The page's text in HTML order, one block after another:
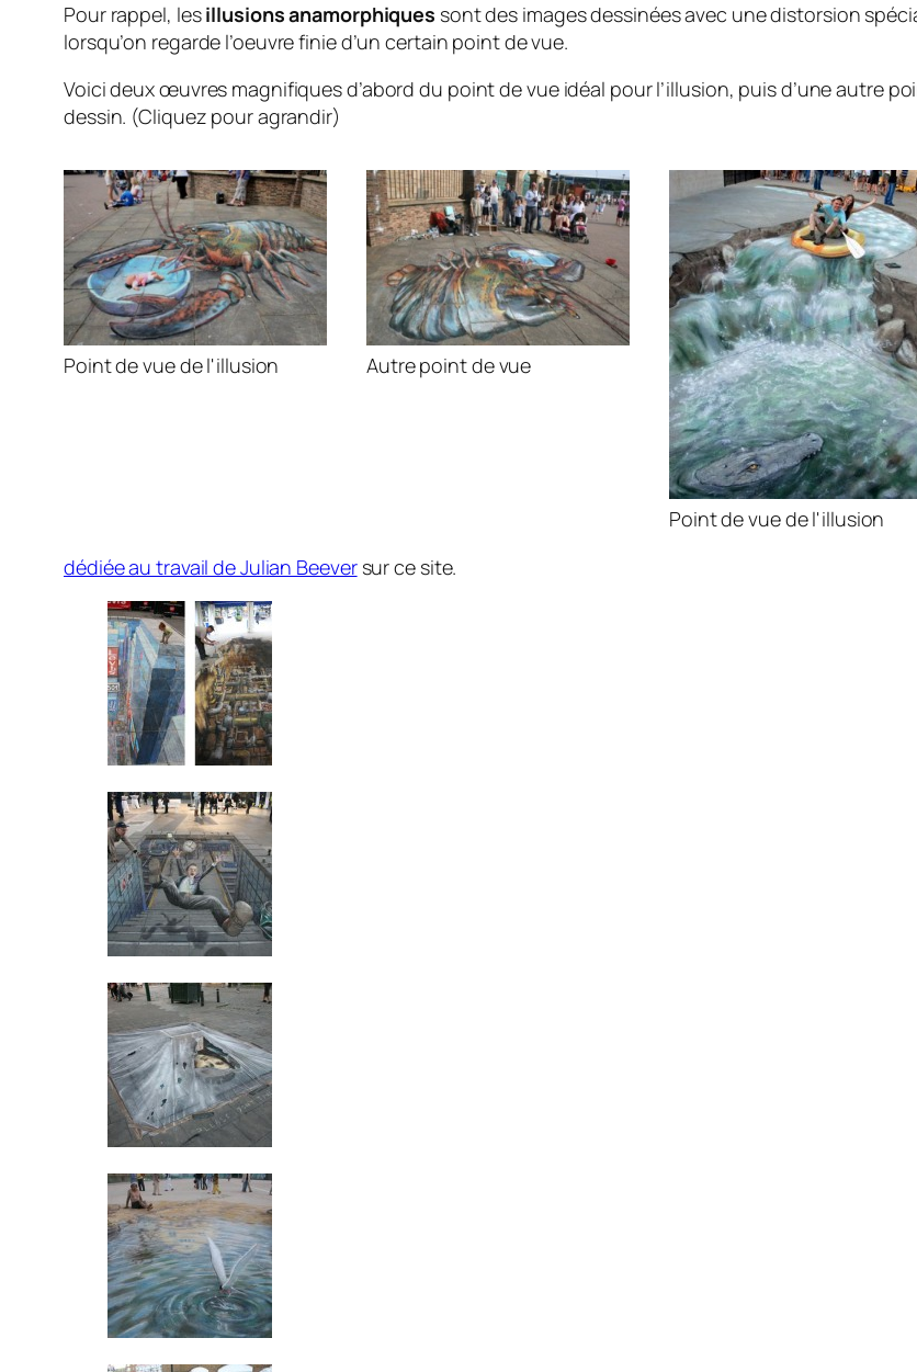
Pour rappel, lesillusions anamorphiques sont des images dessinées avec une distorsion
lorsqu’on regarde l’oeuvre finie d’un certain point de vue.
Voici deux œuvres magnifiques d’abord du point de vue idéal pour l’illusion, puis d’une autre
dessin. (Cliquez pour agrandir)
Point de vue de l'illusion Autre point de vue
Point de vue de l'illusion
dédiée au travail de Julian Beeversur ce site.